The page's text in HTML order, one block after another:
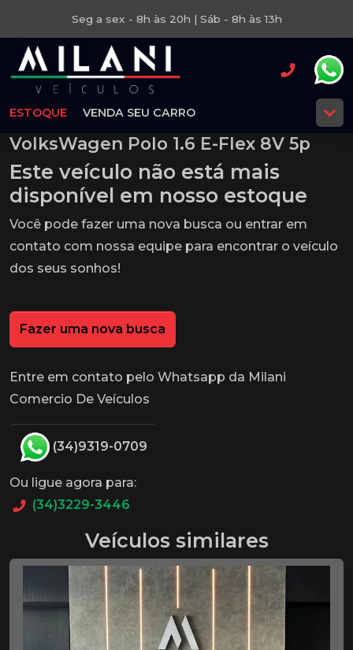
Seg a sex - 8h às 20h | Sáb - 8h às 13h
ESTOQUE VENDA SEU CARRO
VolksWagen Polo 1.6 E-Flex 8V 5p
Este veículo não está mais
disponível em nosso estoque
Você pode fazer uma nova busca ou entrar em
contato com nossa equipe para encontrar o veículo
dos seus sonhos!
Fazer uma nova busca
Entre em contato pelo Whatsapp da Milani
Comercio De Veículos
(34)9319-0709
Ou ligue agora para:
(34)3229-3446
Veículos similares